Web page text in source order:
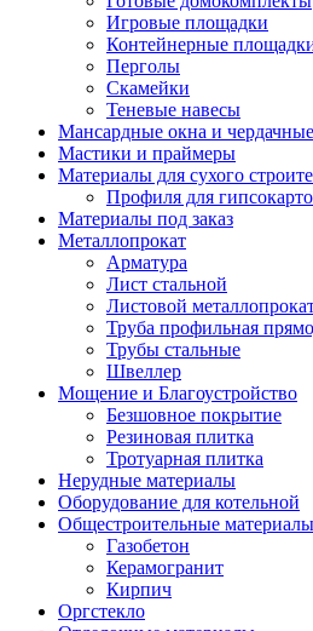
Игровые площадки
Контейнерные
Перголы
Скамейки
Теневые навесы
Мансардные окна и
Мастики и праймеры
Материалы для сухого
Профиля для
Материалы под заказ
Металлопрокат
Арматура
Лист стальной
Листовой
Труба профильная
Трубы стальные
Швеллер
Мощение и Благоустройство
Безшовное покрытие
Резиновая плитка
Тротуарная плитка
Нерудные материалы
Оборудование для котельной
Общестроительные материалы
Газобетон
Керамогранит
Кирпич
Оргстекло